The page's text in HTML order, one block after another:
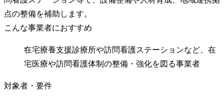
点の整備を補助します。
こんな事業者におすすめ
在宅療養支援診療所や訪問看護ステーションなど、在
宅医療や訪問看護体制の整備・強化を図る事業者
対象者・要件